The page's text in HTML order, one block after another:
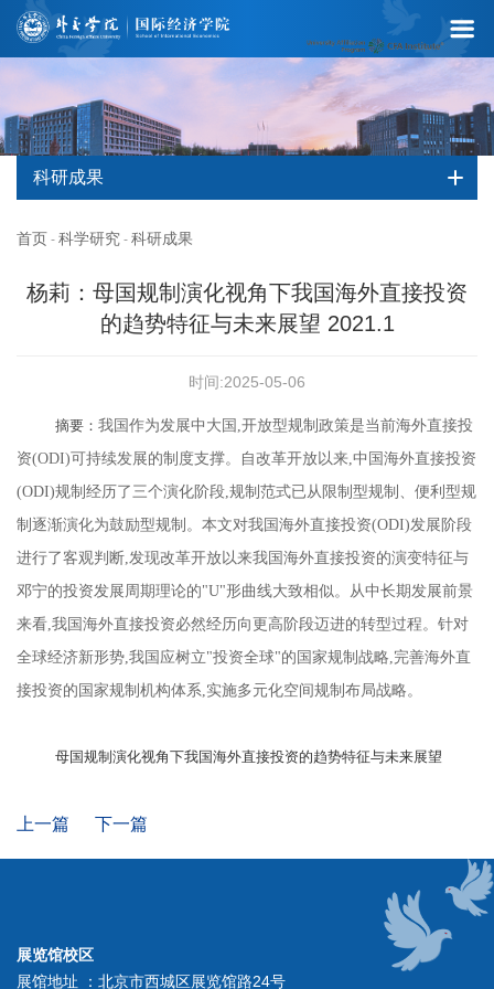
科研成果
首页 - 科学研究 - 科研成果
杨莉：母国规制演化视角下我国海外直接投资
的趋势特征与未来展望 2021.1
时间:2025-05-06
摘要： 我国作为发展中大国,开放型规制政策是当前海外直接投
资(ODI)可持续发展的制度支撑。自改革开放以来,中国海外直接投资
(ODI)规制经历了三个演化阶段,规制范式已从限制型规制、便利型规
制逐渐演化为鼓励型规制。本文对我国海外直接投资(ODI)发展阶段
进行了客观判断,发现改革开放以来我国海外直接投资的演变特征与
邓宁的投资发展周期理论的"U"形曲线大致相似。从中长期发展前景
来看,我国海外直接投资必然经历向更高阶段迈进的转型过程。针对
全球经济新形势,我国应树立"投资全球"的国家规制战略,完善海外直
接投资的国家规制机构体系,实施多元化空间规制布局战略。
母国规制演化视角下我国海外直接投资的趋势特征与未来展望
上一篇 下一篇
展览馆校区
展馆地址 ：北京市西城区展览馆路24号